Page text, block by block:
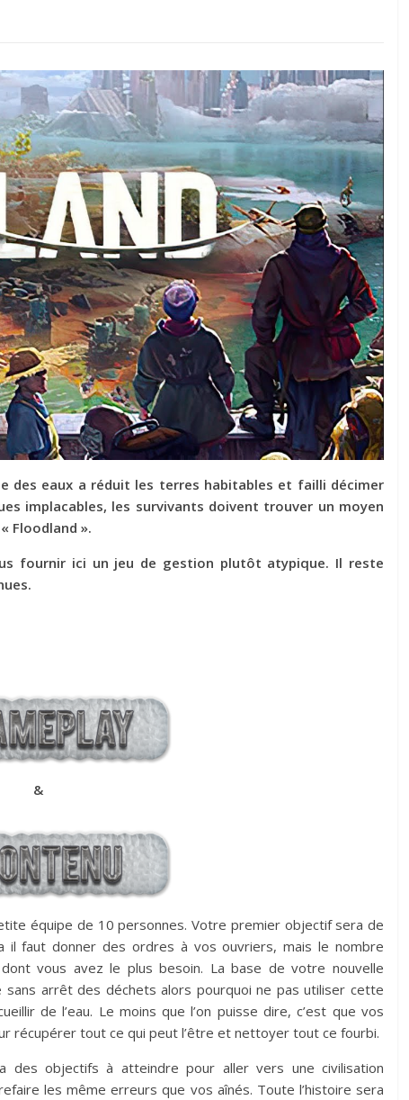
des eaux a réduit les terres habitables et failli décimer
implacables, les survivants doivent trouver un moyen
Floodland ».
fournir ici un jeu de gestion plutôt atypique. Il reste
&
équipe de 10 personnes. Votre premier objectif sera de
il faut donner des ordres à vos ouvriers, mais le nombre
vous avez le plus besoin. La base de votre nouvelle
arrêt des déchets alors pourquoi ne pas utiliser cette
de l’eau. Le moins que l’on puisse dire, c’est que vos
récupérer tout ce qui peut l’être et nettoyer tout ce fourbi.
des objectifs à atteindre pour aller vers une civilisation
les même erreurs que vos aînés. Toute l’histoire sera